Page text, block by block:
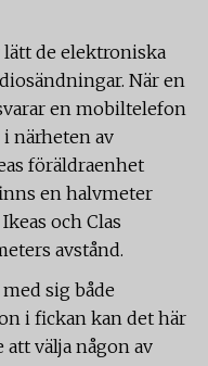
de elektroniska
När en
en mobiltelefon
närheten av
föräldraenhet
en halvmeter
och Clas
avstånd.
sig både
i fickan kan det här
välja någon av